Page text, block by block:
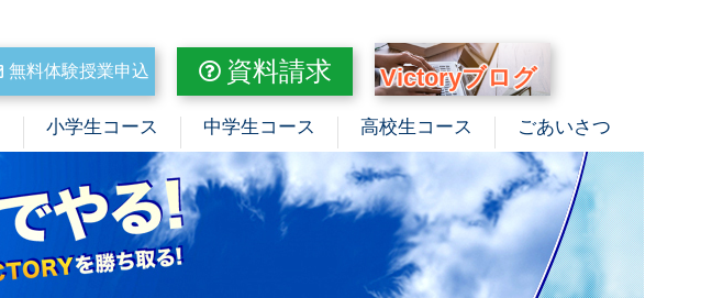
無料体験授業申込 資料請求 Victoryブログ
小学生コース 中学生コース 高校生コース ごあいさつ